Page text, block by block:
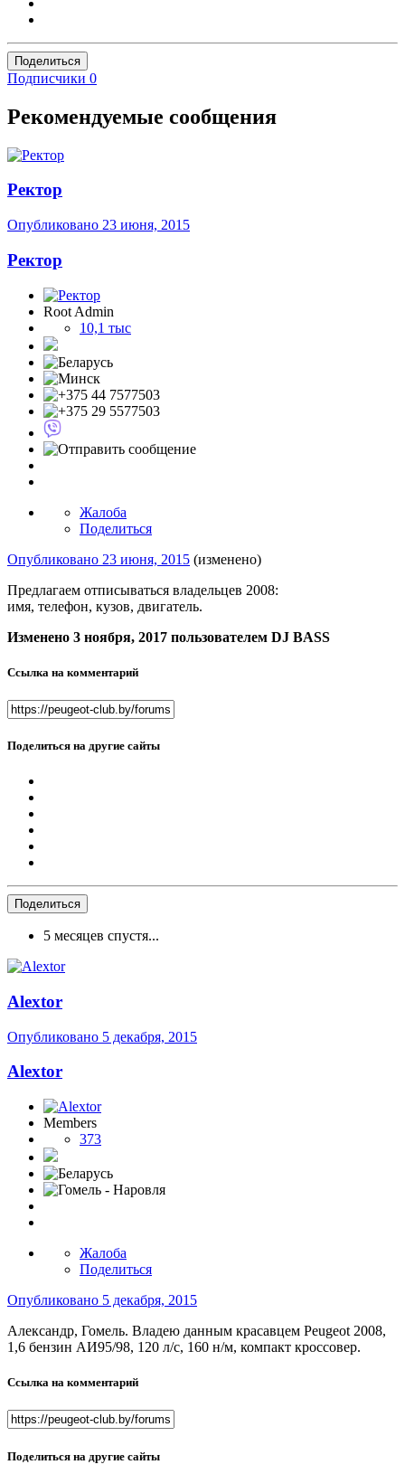
Поделиться
Подписчики 0
Рекомендуемые сообщения
Ректор
Опубликовано 23 июня, 2015
Ректор
Root Admin
10,1 тыс
Жалоба
Поделиться
Опубликовано 23 июня, 2015 (изменено)
Предлагаем отписываться владельцев 2008:
имя, телефон, кузов, двигатель.
Изменено 3 ноября, 2017 пользователем DJ BASS
Ссылка на комментарий
Поделиться на другие сайты
Поделиться
5 месяцев спустя...
Alextor
Опубликовано 5 декабря, 2015
Alextor
Members
373
Жалоба
Поделиться
Опубликовано 5 декабря, 2015
Александр, Гомель. Владею данным красавцем Peugeot 2008,
1,6 бензин АИ95/98, 120 л/с, 160 н/м, компакт кроссовер.
Ссылка на комментарий
Поделиться на другие сайты